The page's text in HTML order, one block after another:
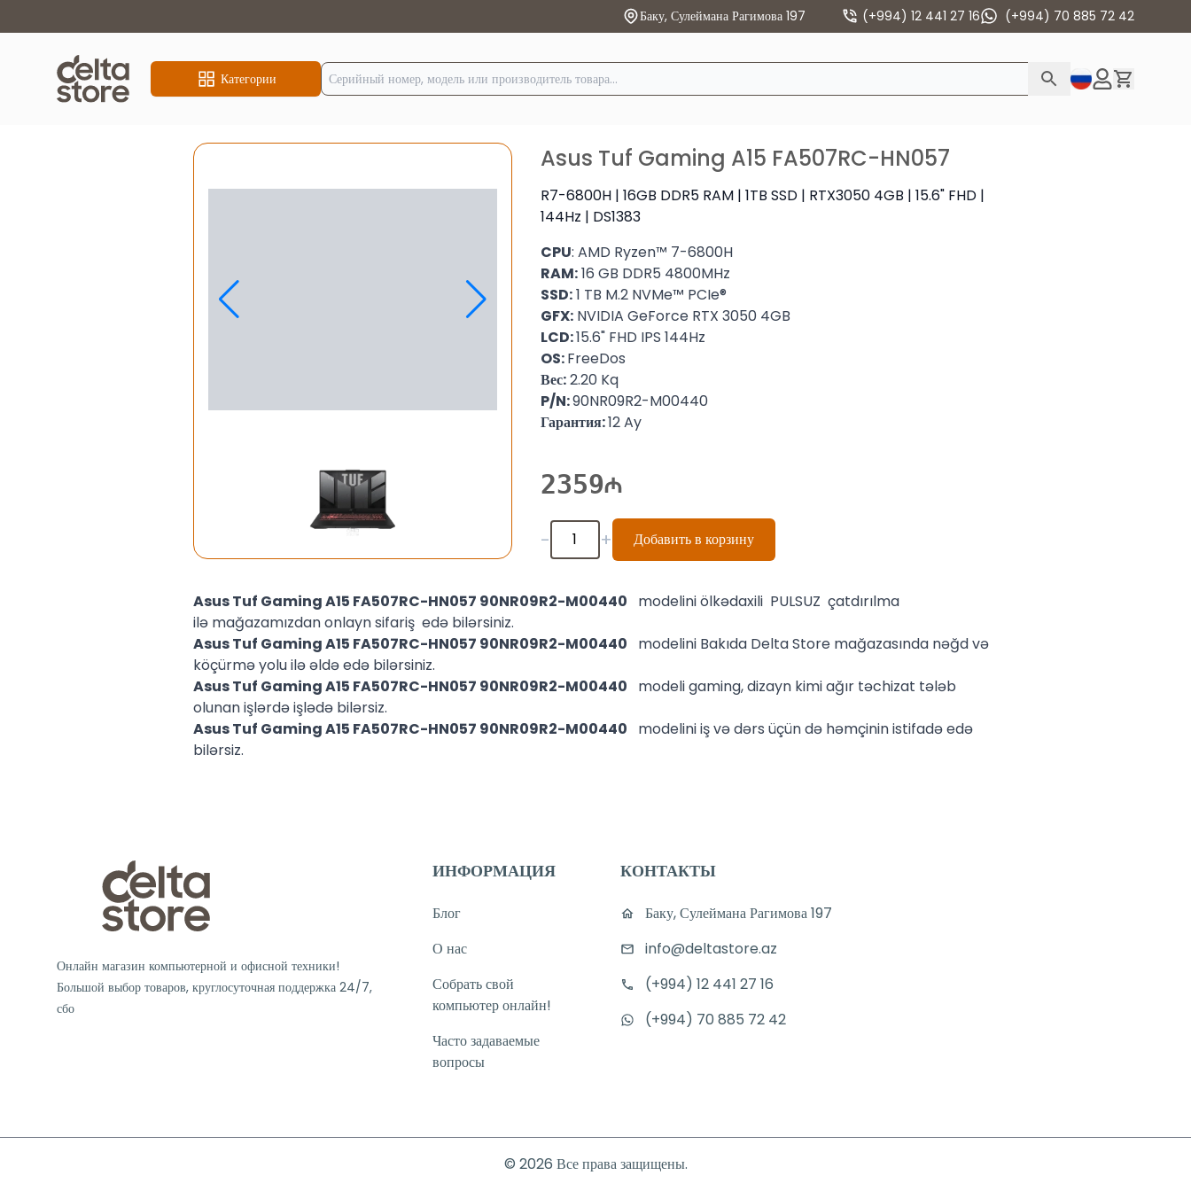
Баку, Сулеймана Рагимова 197 (+994) 12 441 27 16 (+994) 70 885 72 42
Категории
Asus Tuf Gaming A15 FA507RC-HN057
R7-6800H | 16GB DDR5 RAM | 1TB SSD | RTX3050 4GB | 15.6" FHD |
144Hz | DS1383
CPU: AMD Ryzen™ 7-6800H
RAM:16 GB DDR5 4800MHz
SSD:1 TB M.2 NVMe™ PCIe®
GFX:NVIDIA GeForce RTX 3050 4GB
LCD:15.6" FHD IPS 144Hz
OS:FreeDos
Вес:2.20 Kq
P/N:90NR09R2-M00440
Гарантия:12 Ay
2359
- + Добавить в корзину
Asus Tuf Gaming A15 FA507RC-HN057 90NR09R2-M00440 modelini ölkədaxili PULSUZ çatdırılma
ilə mağazamızdan onlayn sifariş edə bilərsiniz.
Asus Tuf Gaming A15 FA507RC-HN057 90NR09R2-M00440 modelini Bakıda Delta Store mağazasında nəğd və
köçürmə yolu ilə əldə edə bilərsiniz.
Asus Tuf Gaming A15 FA507RC-HN057 90NR09R2-M00440 modeli gaming, dizayn kimi ağır təchizat tələb
olunan işlərdə işlədə bilərsiz.
Asus Tuf Gaming A15 FA507RC-HN057 90NR09R2-M00440 modelini iş və dərs üçün də həmçinin istifadə edə
bilərsiz.
Онлайн магазин компьютерной и офисной техники!
Большой выбор товаров, круглосуточная поддержка 24/7,
сбо
ИНФОРМАЦИЯ
Блог
О нас
Собрать свой
компьютер онлайн!
Часто задаваемые
вопросы
КОНТАКТЫ
Баку, Сулеймана Рагимова 197
info@deltastore.az
(+994) 12 441 27 16
(+994) 70 885 72 42
© 2026 Все права защищены.